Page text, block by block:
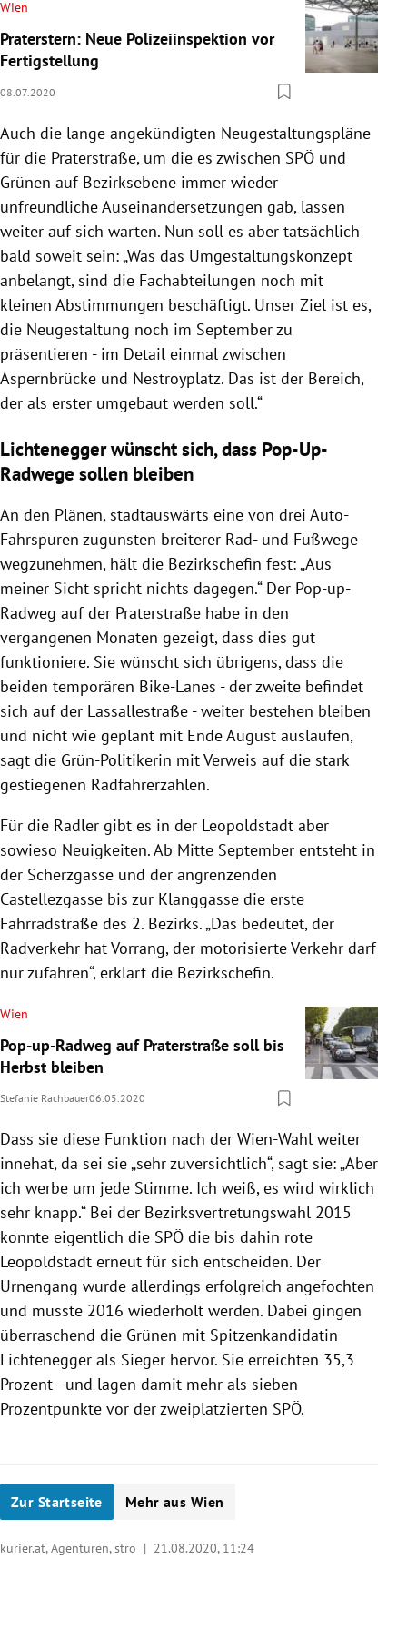
Wien
Praterstern: Neue Polizeiinspektion vor
Fertigstellung
08.07.2020
Auch die lange angekündigten Neugestaltungspläne
für die Praterstraße, um die es zwischen SPÖ und
Grünen auf Bezirksebene immer wieder
unfreundliche Auseinandersetzungen gab, lassen
weiter auf sich warten. Nun soll es aber tatsächlich
bald soweit sein: „Was das Umgestaltungskonzept
anbelangt, sind die Fachabteilungen noch mit
kleinen Abstimmungen beschäftigt. Unser Ziel ist es,
die Neugestaltung noch im September zu
präsentieren - im Detail einmal zwischen
Aspernbrücke und Nestroyplatz. Das ist der Bereich,
der als erster umgebaut werden soll.“
Lichtenegger wünscht sich, dass Pop-Up-
Radwege sollen bleiben
An den Plänen, stadtauswärts eine von drei Auto-
Fahrspuren zugunsten breiterer Rad- und Fußwege
wegzunehmen, hält die Bezirkschefin fest: „Aus
meiner Sicht spricht nichts dagegen.“ Der Pop-up-
Radweg auf der Praterstraße habe in den
vergangenen Monaten gezeigt, dass dies gut
funktioniere. Sie wünscht sich übrigens, dass die
beiden temporären Bike-Lanes - der zweite befindet
sich auf der Lassallestraße - weiter bestehen bleiben
und nicht wie geplant mit Ende August auslaufen,
sagt die Grün-Politikerin mit Verweis auf die stark
gestiegenen Radfahrerzahlen.
Für die Radler gibt es in der Leopoldstadt aber
sowieso Neuigkeiten. Ab Mitte September entsteht in
der Scherzgasse und der angrenzenden
Castellezgasse bis zur Klanggasse die erste
Fahrradstraße des 2. Bezirks. „Das bedeutet, der
Radverkehr hat Vorrang, der motorisierte Verkehr darf
nur zufahren“, erklärt die Bezirkschefin.
Wien
Pop-up-Radweg auf Praterstraße soll bis
Herbst bleiben
Stefanie Rachbauer06.05.2020
Dass sie diese Funktion nach der Wien-Wahl weiter
innehat, da sei sie „sehr zuversichtlich“, sagt sie: „Aber
ich werbe um jede Stimme. Ich weiß, es wird wirklich
sehr knapp.“ Bei der Bezirksvertretungswahl 2015
konnte eigentlich die SPÖ die bis dahin rote
Leopoldstadt erneut für sich entscheiden. Der
Urnengang wurde allerdings erfolgreich angefochten
und musste 2016 wiederholt werden. Dabei gingen
überraschend die Grünen mit Spitzenkandidatin
Lichtenegger als Sieger hervor. Sie erreichten 35,3
Prozent - und lagen damit mehr als sieben
Prozentpunkte vor der zweiplatzierten SPÖ.
Zur Startseite Mehr aus Wien
kurier.at, Agenturen, stro | 21.08.2020, 11:24